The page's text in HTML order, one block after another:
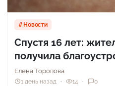
Новости
Спустя 16 лет:
получила
Елена Торопова
1 день назад 14 0